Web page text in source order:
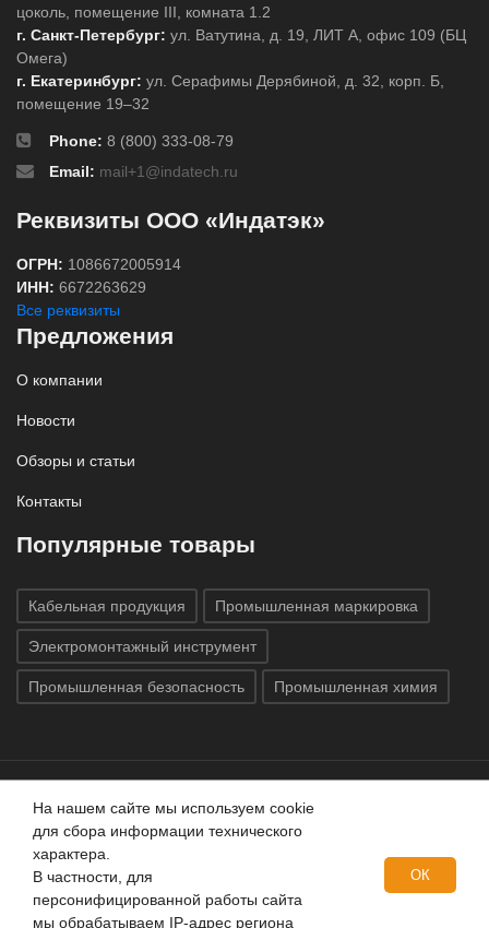
цоколь, помещение III, комната 1.2
г. Санкт-Петербург: ул. Ватутина, д. 19, ЛИТ А, офис 109 (БЦ
Омега)
г. Екатеринбург: ул. Серафимы Дерябиной, д. 32, корп. Б,
помещение 19–32
Phone: 8 (800) 333-08-79
Email: mail+1@indatech.ru
Реквизиты ООО «Индатэк»
ОГРН: 1086672005914
ИНН: 6672263629
Все реквизиты
Предложения
О компании
Новости
Обзоры и статьи
Контакты
Популярные товары
Кабельная продукция Промышленная маркировка
Электромонтажный инструмент
Промышленная безопасность Промышленная химия
Все права защищены © 2020 ГК «Индатэк»
защищены.Использование материалов с сайта запрещено.
Данный сайт не является публичной офертой, определяемой
положениями статей 437 (2) ГК РФ.
На нашем сайте мы используем cookie
для сбора информации технического
характера.
В частности, для
персонифицированной работы сайта
мы обрабатываем IP-адрес региона
ОК